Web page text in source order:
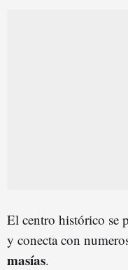
El centro histórico se
y conecta con
masías.